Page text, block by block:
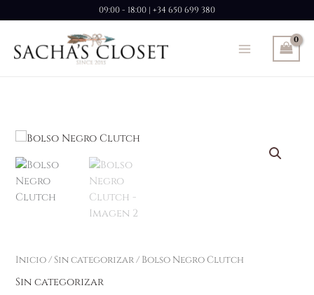
al
09:00 - 18:00 | +34 650 699 380
Inicio/Sin categorizar/ Bolso Negro Clutch
Sin categorizar